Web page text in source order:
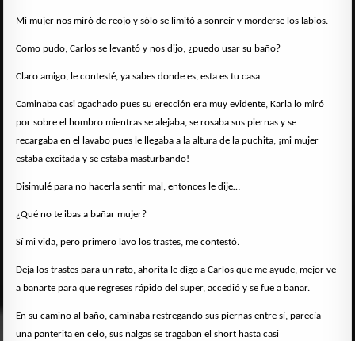
Mi mujer nos miró de reojo y sólo se limitó a sonreír y morderse los labios.
Como pudo, Carlos se levantó y nos dijo, ¿puedo usar su baño?
Claro amigo, le contesté, ya sabes donde es, esta es tu casa.
Caminaba casi agachado pues su erección era muy evidente, Karla lo miró
por sobre el hombro mientras se alejaba, se rosaba sus piernas y se
recargaba en el lavabo pues le llegaba a la altura de la puchita, ¡mi mujer
estaba excitada y se estaba masturbando!
Disimulé para no hacerla sentir mal, entonces le dije…
¿Qué no te ibas a bañar mujer?
Sí mi vida, pero primero lavo los trastes, me contestó.
Deja los trastes para un rato, ahorita le digo a Carlos que me ayude, mejor ve
a bañarte para que regreses rápido del super, accedió y se fue a bañar.
En su camino al baño, caminaba restregando sus piernas entre sí, parecía
una panterita en celo, sus nalgas se tragaban el short hasta casi